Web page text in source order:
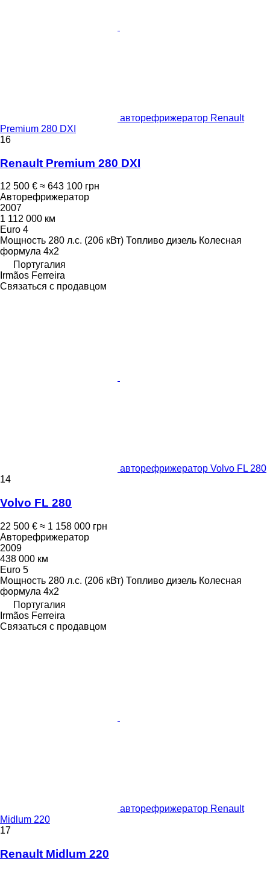
авторефрижератор Renault
Premium 280 DXI
16
Renault Premium 280 DXI
12 500 € ≈ 643 100 грн
Авторефрижератор
2007
1 112 000 км
Euro 4
Мощность 280 л.с. (206 кВт) Топливо дизель Колесная
формула 4x2
Португалия
Irmãos Ferreira
Связаться с продавцом
авторефрижератор Volvo FL 280
14
Volvo FL 280
22 500 € ≈ 1 158 000 грн
Авторефрижератор
2009
438 000 км
Euro 5
Мощность 280 л.с. (206 кВт) Топливо дизель Колесная
формула 4x2
Португалия
Irmãos Ferreira
Связаться с продавцом
авторефрижератор Renault
Midlum 220
17
Renault Midlum 220